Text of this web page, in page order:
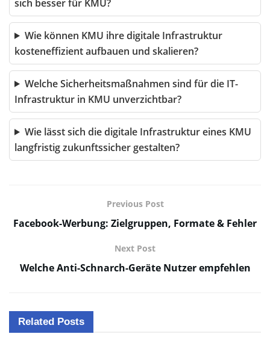
sich besser für KMU?
Wie können KMU ihre digitale Infrastruktur
kosteneffizient aufbauen und skalieren?
Welche Sicherheitsmaßnahmen sind für die IT-
Infrastruktur in KMU unverzichtbar?
Wie lässt sich die digitale Infrastruktur eines KMU
langfristig zukunftssicher gestalten?
Previous Post
Facebook-Werbung: Zielgruppen, Formate & Fehler
Next Post
Welche Anti-Schnarch-Geräte Nutzer empfehlen
Related Posts